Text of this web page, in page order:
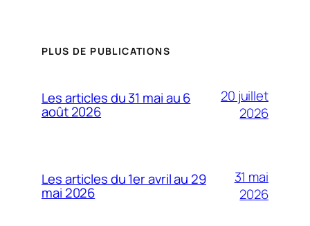
PLUS DE PUBLICATIONS
Les articles du 31 mai au 6
août 2026
20 juillet
2026
Les articles du 1er avril au 29
mai 2026
31 mai
2026